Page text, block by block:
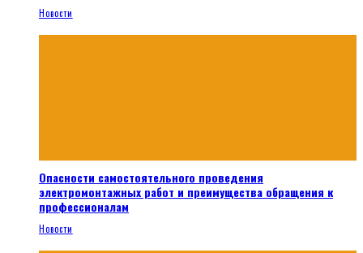
Новости
Опасности самостоятельного проведения
электромонтажных работ и преимущества обращения к
профессионалам
Новости